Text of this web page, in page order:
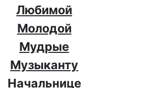
Любимой
Молодой
Мудрые
Музыканту
Начальнице